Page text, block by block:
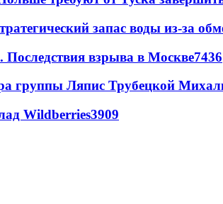
запас воды из-за
Последствия взрыва в Москве7436
группы Ляпис Трубецкой
Wildberries3909